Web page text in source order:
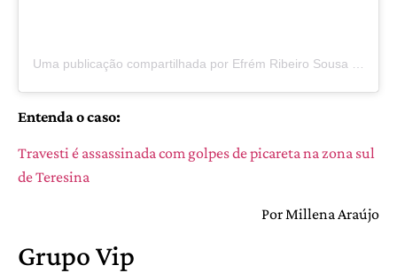
Uma publicação compartilhada por Efrém Ribeiro Sousa (@sousaefremribeiro)
Entenda o caso:
Travesti é assassinada com golpes de picareta na zona sul
de Teresina
Por Millena Araújo
Grupo Vip